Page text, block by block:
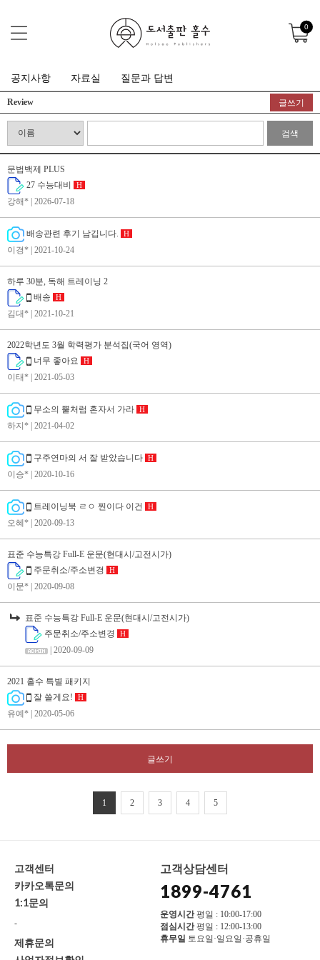
0
공지사항 자료실 질문과 답변
Review 글쓰기
검색
문법백제 PLUS
27 수능대비
H
강해* | 2026-07-18
배송관련 후기 남깁니다. H
이경* | 2021-10-24
하루 30분, 독해 트레이닝 2
배송
H
김대* | 2021-10-21
2022학년도 3월 학력평가 분석집(국어 영역)
너무 좋아요
H
이태* | 2021-05-03
무소의 뿔처럼 혼자서 가라 H
하지* | 2021-04-02
구주연마의 서 잘 받았습니다 H
이승* | 2020-10-16
트레이닝북 ㄹㅇ 찐이다 이건 H
오혜* | 2020-09-13
표준 수능특강 Full-E 운문(현대시/고전시가)
주문취소/주소변경
H
이문* | 2020-09-08
표준 수능특강 Full-E 운문(현대시/고전시가)
주문취소/주소변경
H
| 2020-09-09
2021 홀수 특별 패키지
잘 쓸게요!
H
유예* | 2020-05-06
글쓰기
1 2 3 4 5
고객센터
카카오톡문의
1:1문의
-
제휴문의
고객상담센터
1899-4761
운영시간평일 : 10:00-17:00
점심시간평일 : 12:00-13:00
휴무일 토요일·일요일·공휴일